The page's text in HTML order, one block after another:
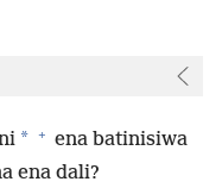
* + ena batinisiwa
ena dali?